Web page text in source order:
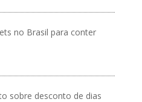
no Brasil para conter
sobre desconto de dias